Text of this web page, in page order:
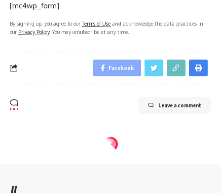
[mc4wp_form]
By signing up, you agree to ourTerms of Use and acknowledge the data practices in
our Privacy Policy. You may unsubscribe at any time.
Facebook
Leave a comment